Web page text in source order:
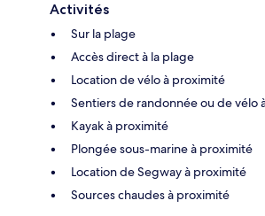
Activités
Sur la plage
Accès direct à la plage
Location de vélo à proximité
Sentiers de randonnée ou de vélo
Kayak à proximité
Plongée sous-marine à proximité
Location de Segway à proximité
Sources chaudes à proximité